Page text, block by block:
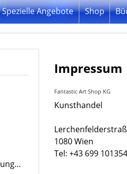
Spezielle Angebote Shop
Zahlungsbedingungen
Impressum
Fantastic Art Shop KG
Kunsthandel
1080 Wien
Tel: +43 699